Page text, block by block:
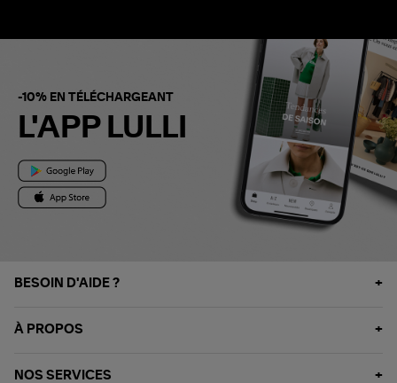
-10% EN TÉLÉCHARGEANT
L'APP LULLI
BESOIN D'AIDE ?
À PROPOS
NOS SERVICES